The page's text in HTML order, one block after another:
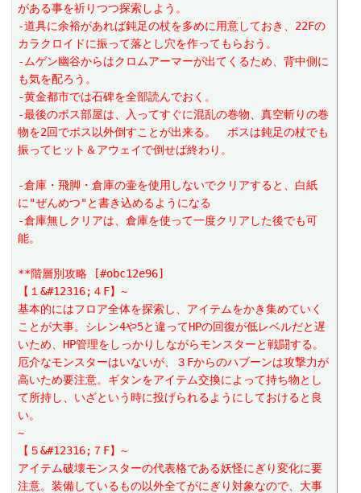
がある事を祈りつつ探索しよう。
-道具に余裕があれば鈍足の杖を多めに用意しておき、22Fの
カラクロイドに振って落とし穴を作ってもらおう。
-ムゲン幽谷からはクロムアーマーが出てくるため、背中側に
も気を配ろう。
-黄金都市では石碑を全部読んでおく。
-最後のボス部屋は、入ってすぐに混乱の巻物、真空斬りの巻
物を2回でボス以外倒すことが出来る。　ボスは鈍足の杖でも
振ってヒット＆アウェイで倒せば終わり。
-倉庫・飛脚・倉庫の壷を使用しないでクリアすると、白紙
に"ぜんめつ"と書き込めるようになる
-倉庫無しクリアは、倉庫を使って一度クリアした後でも可
能。
**階層別攻略 [#obc12e96]
【１&#12316;４F】~
基本的にはフロア全体を探索し、アイテムをかき集めていく
ことが大事。シレン4や5と違ってHPの回復が低レベルだと遅
いため、HP管理をしっかりしながらモンスターと戦闘する。
厄介なモンスターはいないが、３Fからのハブーンは攻撃力が
高いため要注意。ギタンをアイテム交換によって持ち物とし
て所持し、いざという時に投げられるようにしておけると良
い。
~
【５&#12316;７F】~
アイテム破壊モンスターの代表格である妖怪にぎり変化に要
注意。装備しているもの以外全てがにぎり対象なので、大事